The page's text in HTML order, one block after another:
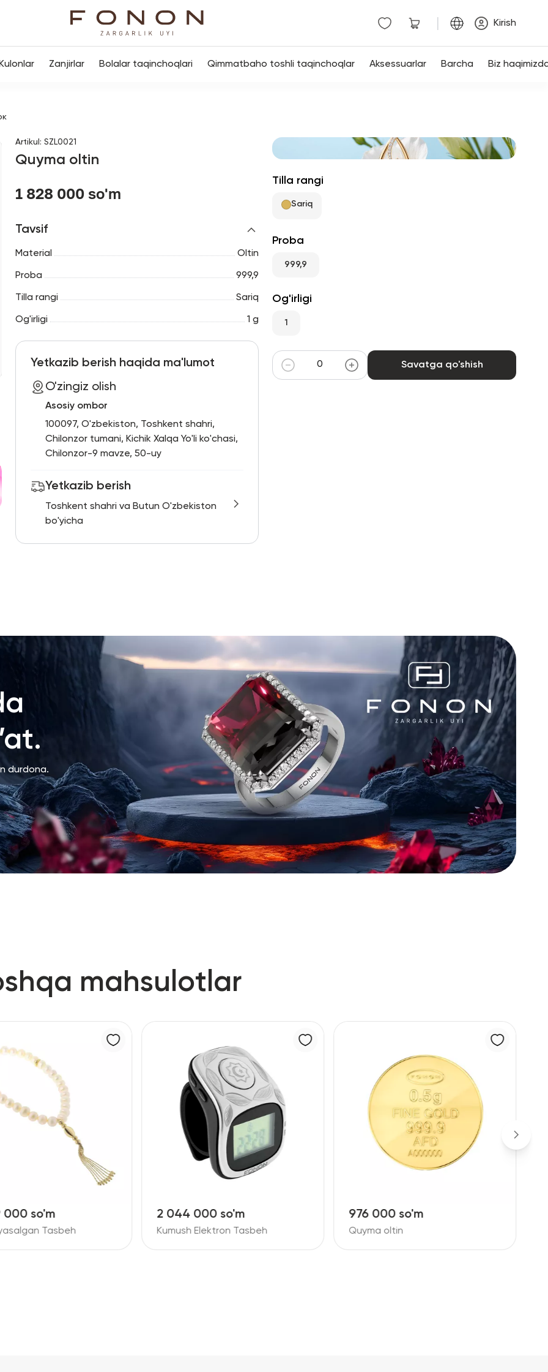
Kirish
Kulonlar Zanjirlar Bolalar taqinchoqlari Qimmatbaho toshli taqinchoqlar Aksessuarlar Barcha Biz
Artikul : SZL0021
Quyma oltin
1 828 000 so'm
Tavsif
Material Oltin
Proba 999,9
Tilla rangi Sariq
Og'irligi 1 g
Yetkazib berish haqida ma'lumot
O'zingiz olish
Asosiy ombor
100097, O'zbekiston, Toshkent shahri,
Chilonzor tumani, Kichik Xalqa Yo'li ko'chasi,
Chilonzor-9 mavze, 50-uy
Yetkazib berish
Toshkent shahri va Butun O'zbekiston
bo'yicha
Tilla rangi
Sariq
Proba
999,9
Og'irligi
1
Savatga qo'shish
durdona.
mahsulotlar
000 so'm
Tasbeh
2 044 000 so'm
Kumush Elektron Tasbeh
976 000 so'm
Quyma oltin